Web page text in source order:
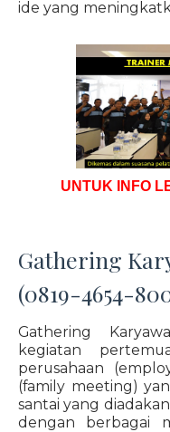
ide yang
UNTUK INFO
Gathering
(0819-4654-
Gathering
kegiatan
perusahaan
(family meeting)
santai yang
dengan berbagai